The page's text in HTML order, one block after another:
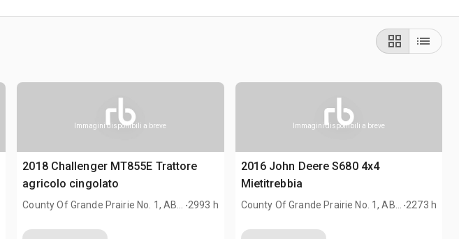
Immagini disponibili a breve
2018 Challenger MT855E Trattore
agricolo cingolato
County Of Grande Prairie No. 1, AB,
.2993 h
Immagini disponibili a breve
2016 John Deere S680 4x4
Mietitrebbia
County Of Grande Prairie No. 1, AB,
.2273 h